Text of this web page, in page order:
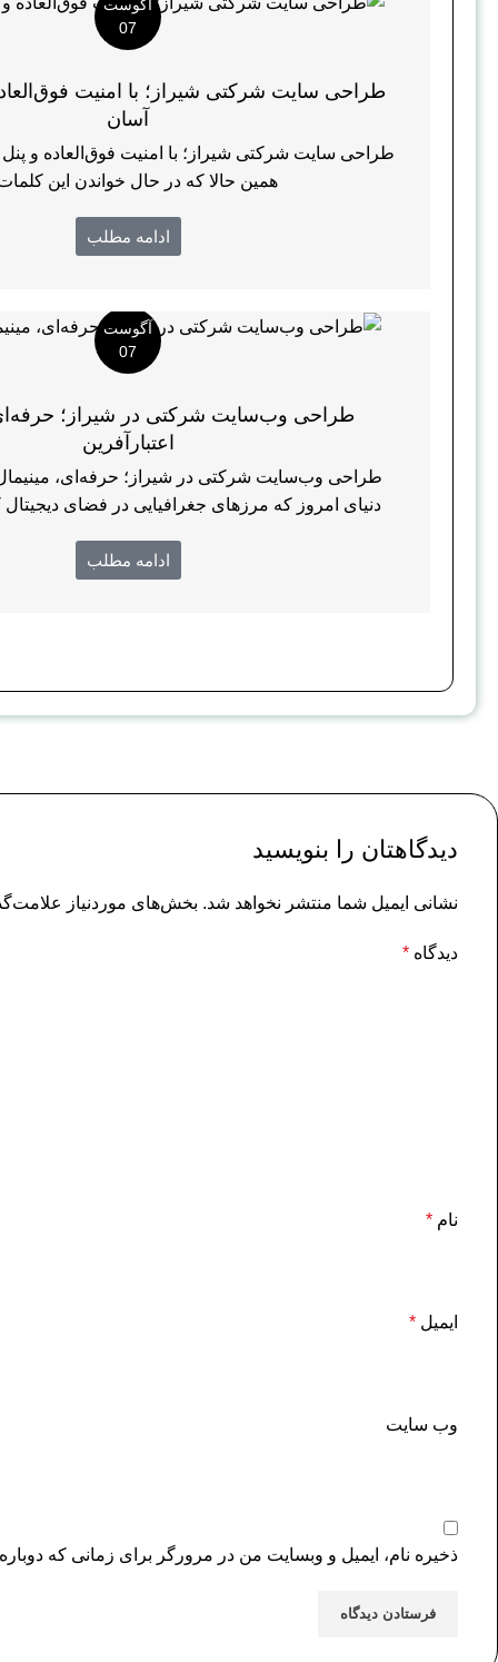
آگوست
07
طراحی سایت شرکتی شیراز؛ با امنیت
آسان
طراحی سایت شرکتی شیراز؛ با امنیت فوق‌العاده و
همین حالا که در حال خواندن این
ادامه مطلب
آگوست
07
طراحی وب‌سایت شرکتی در شیراز؛
اعتبارآفرین
طراحی وب‌سایت شرکتی در شیراز؛ حرفه‌ای، مینیمال
دنیای امروز که مرزهای جغرافیایی در فضای
ادامه مطلب
دیدگاهتان را بنویسید
نشانی ایمیل شما منتشر نخواهد شد. بخش‌های موردنیاز
دیدگاه *
نام *
ایمیل *
وب‌ سایت
ذخیره نام، ایمیل و وبسایت من در مرورگر برای زمانی که